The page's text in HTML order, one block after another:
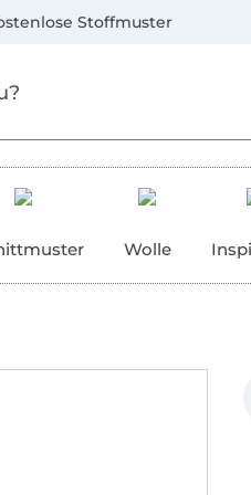
Stoffmuster
Wolle
Giropay, Kauf auf